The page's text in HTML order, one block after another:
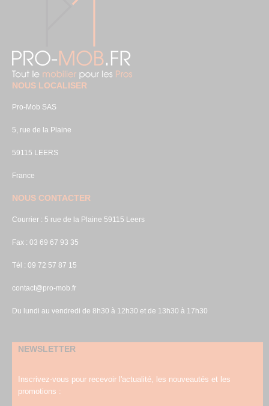
NOUS LOCALISER
Pro-Mob SAS
5, rue de la Plaine
59115 LEERS
France
NOUS CONTACTER
Courrier : 5 rue de la Plaine 59115 Leers
Fax : 03 69 67 93 35
Tél : 09 72 57 87 15
contact@pro-mob.fr
Du lundi au vendredi de 8h30 à 12h30 et de 13h30 à 17h30
NEWSLETTER
Inscrivez-vous pour recevoir l'actualité, les nouveautés et les
promotions :